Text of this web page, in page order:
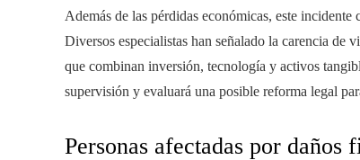
Además de las pérdidas económicas, este
Diversos especialistas han señalado la carencia de
que combinan inversión, tecnología y activos
supervisión y evaluará una posible reforma legal
Personas afectadas por daños